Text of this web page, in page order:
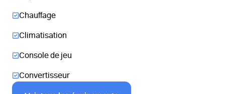
Chauffage
Climatisation
Console de jeu
Convertisseur